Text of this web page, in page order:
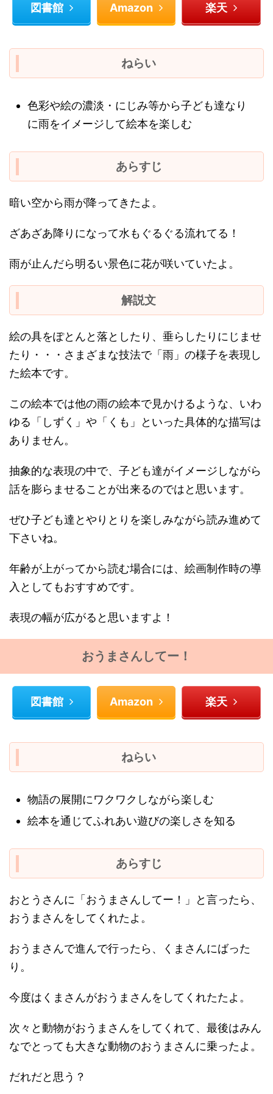
図書館 Amazon 楽天
ねらい
色彩や絵の濃淡・にじみ等から子ども達なり
に雨をイメージして絵本を楽しむ
あらすじ
暗い空から雨が降ってきたよ。
ざあざあ降りになって水もぐるぐる流れてる！
雨が止んだら明るい景色に花が咲いていたよ。
解説文
絵の具をぽとんと落としたり、垂らしたりにじませ
たり・・・さまざまな技法で「雨」の様子を表現し
た絵本です。
この絵本では他の雨の絵本で見かけるような、いわ
ゆる「しずく」や「くも」といった具体的な描写は
ありません。
抽象的な表現の中で、子ども達がイメージしながら
話を膨らませることが出来るのではと思います。
ぜひ子ども達とやりとりを楽しみながら読み進めて
下さいね。
年齢が上がってから読む場合には、絵画制作時の導
入としてもおすすめです。
表現の幅が広がると思いますよ！
おうまさんしてー！
図書館 Amazon 楽天
ねらい
物語の展開にワクワクしながら楽しむ
絵本を通じてふれあい遊びの楽しさを知る
あらすじ
おとうさんに「おうまさんしてー！」と言ったら、
おうまさんをしてくれたよ。
おうまさんで進んで行ったら、くまさんにばった
り。
今度はくまさんがおうまさんをしてくれたたよ。
次々と動物がおうまさんをしてくれて、最後はみん
なでとっても大きな動物のおうまさんに乗ったよ。
だれだと思う？